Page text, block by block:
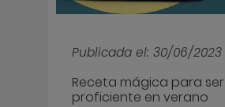
Publicada el: 30/06/2023
Receta mágica para ser
proficiente en verano